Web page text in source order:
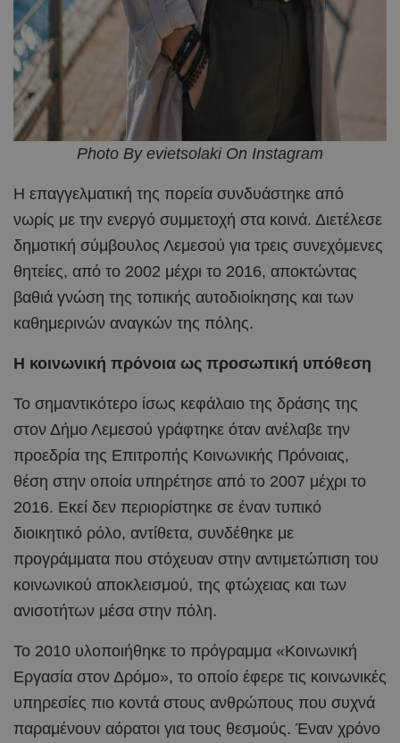
Photo By evietsolaki On Instagram
Η επαγγελματική της πορεία συνδυάστηκε από
νωρίς με την ενεργό συμμετοχή στα κοινά. Διετέλεσε
δημοτική σύμβουλος Λεμεσού για τρεις συνεχόμενες
θητείες, από το 2002 μέχρι το 2016, αποκτώντας
βαθιά γνώση της τοπικής αυτοδιοίκησης και των
καθημερινών αναγκών της πόλης.
Η κοινωνική πρόνοια ως προσωπική υπόθεση
Το σημαντικότερο ίσως κεφάλαιο της δράσης της
στον Δήμο Λεμεσού γράφτηκε όταν ανέλαβε την
προεδρία της Επιτροπής Κοινωνικής Πρόνοιας,
θέση στην οποία υπηρέτησε από το 2007 μέχρι το
2016. Εκεί δεν περιορίστηκε σε έναν τυπικό
διοικητικό ρόλο, αντίθετα, συνδέθηκε με
προγράμματα που στόχευαν στην αντιμετώπιση του
κοινωνικού αποκλεισμού, της φτώχειας και των
ανισοτήτων μέσα στην πόλη.
Το 2010 υλοποιήθηκε το πρόγραμμα «Κοινωνική
Εργασία στον Δρόμο», το οποίο έφερε τις κοινωνικές
υπηρεσίες πιο κοντά στους ανθρώπους που συχνά
παραμένουν αόρατοι για τους θεσμούς. Έναν χρόνο